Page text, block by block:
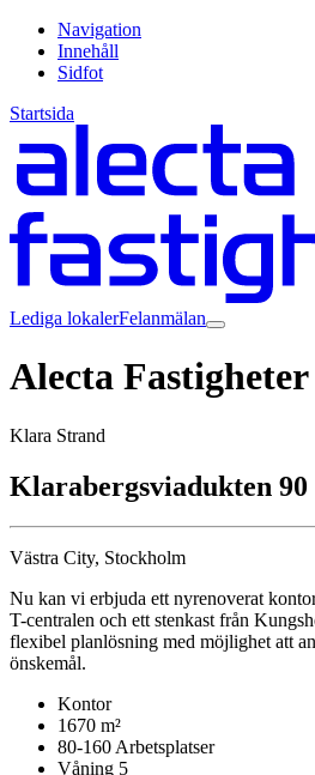
Navigation
Innehåll
Sidfot
Startsida
Lediga lokalerFelanmälan
Alecta Fastigheter
Klara Strand
Klarabergsviadukten 90
Västra City, Stockholm
Nu kan vi erbjuda ett nyrenoverat
T-centralen och ett stenkast från
flexibel planlösning med möjlighet att
önskemål.
Kontor
1670 m²
80-160 Arbetsplatser
Våning 5